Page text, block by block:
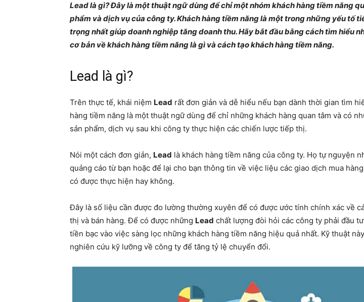
Lead là gì? Đây là một thuật ngữ dùng để chỉ một nhóm khách hàng tiềm năng
phẩm và dịch vụ của công ty. Khách hàng tiềm năng là một trong những yếu tố
trọng nhất giúp doanh nghiệp tăng doanh thu. Hãy bắt đầu bằng cách tìm hiểu
cơ bản về khách hàng tiềm năng là gì và cách tạo khách hàng tiềm năng.
Lead là gì?
Trên thực tế, khái niệm Lead rất đơn giản và dễ hiểu nếu bạn dành thời gian tìm
hàng tiềm năng là một thuật ngữ dùng để chỉ những khách hàng quan tâm và có
sản phẩm, dịch vụ sau khi công ty thực hiện các chiến lược tiếp thị.
Nói một cách đơn giản, Lead là khách hàng tiềm năng của công ty. Họ tự nguyện
quảng cáo từ bạn hoặc để lại cho bạn thông tin về việc liệu các giao dịch mua
có được thực hiện hay không.
Đây là số liệu cần được đo lường thường xuyên để có được ước tính chính xác về
thị và bán hàng. Để có được những Lead chất lượng đòi hỏi các công ty phải đầu
tiền bạc vào việc sàng lọc những khách hàng tiềm năng hiệu quả nhất. Kỹ thuật
nghiên cứu kỹ lưỡng về công ty để tăng tỷ lệ chuyển đổi.